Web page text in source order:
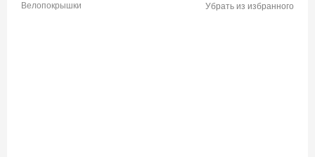
Велопокрышки Убрать из избранного